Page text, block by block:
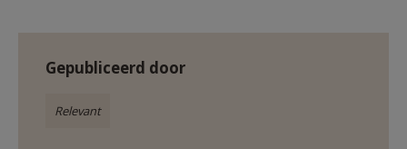
Gepubliceerd door
Relevant